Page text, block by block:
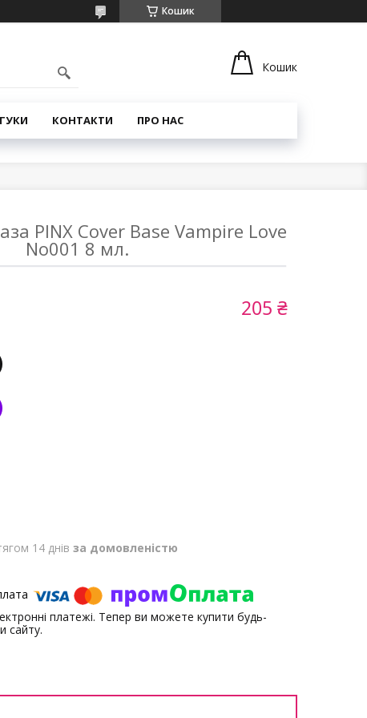
Кошик
Кошик
КОНТАКТИ ПРО НАС
PINX Cover Base Vampire Love
No001 8 мл.
205 ₴
14 днів за домовленістю
платежі. Тепер ви можете купити будь-
сайту.